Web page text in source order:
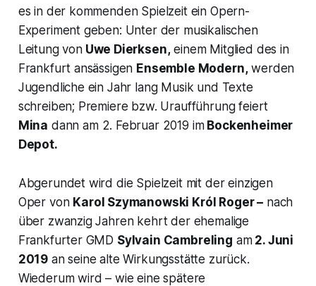
es in der kommenden Spielzeit ein Opern-
Experiment geben: Unter der musikalischen
Leitung vonUwe Dierksen,einem Mitglied des in
Frankfurt ansässigen Ensemble Modern,werden
Jugendliche ein Jahr lang Musik und Texte
schreiben; Premiere bzw. Uraufführung feiert
Mina dann am 2. Februar 2019 imBockenheimer
Depot.
Abgerundet wird die Spielzeit mit der einzigen
Oper von Karol Szymanowski Król Roger– nach
über zwanzig Jahren kehrt der ehemalige
Frankfurter GMD Sylvain Cambreling am2. Juni
2019 an seine alte Wirkungsstätte zurück.
Wiederum wird – wie eine spätere